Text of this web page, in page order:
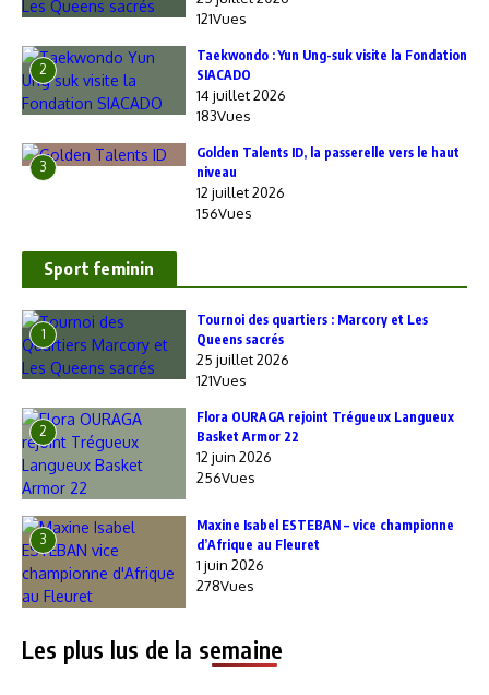
121Vues
2
Taekwondo : Yun Ung-suk visite la Fondation
SIACADO
14 juillet 2026
183Vues
3
Golden Talents ID, la passerelle vers le haut
niveau
12 juillet 2026
156Vues
Sport feminin
1
‎Tournoi des quartiers : Marcory et Les
Queens sacrés
25 juillet 2026
121Vues
2
Flora OURAGA rejoint Trégueux Langueux
Basket Armor 22
12 juin 2026
256Vues
3
Maxine Isabel ESTEBAN – vice championne
d’Afrique au Fleuret
1 juin 2026
278Vues
Les plus lus de la semaine